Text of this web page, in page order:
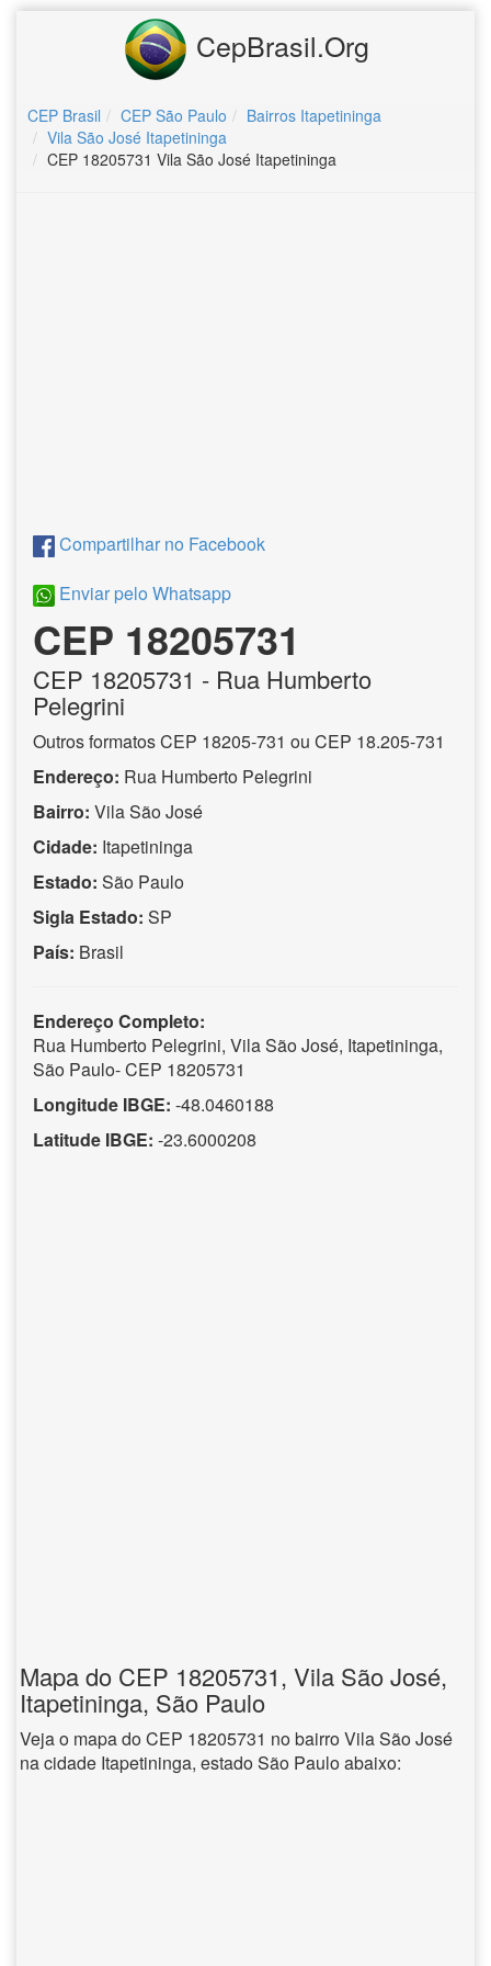
CepBrasil.Org
CEP Brasil CEP São Paulo
Bairros Itapetininga
Vila São José Itapetininga
CEP 18205731 Vila São José Itapetininga
Compartilhar no Facebook
Enviar pelo Whatsapp
CEP 18205731
CEP 18205731 - Rua Humberto
Pelegrini
Outros formatos CEP 18205-731 ou CEP 18.205-731
Endereço: Rua Humberto Pelegrini
Bairro: Vila São José
Cidade: Itapetininga
Estado: São Paulo
Sigla Estado: SP
País: Brasil
Endereço Completo:
Rua Humberto Pelegrini, Vila São José, Itapetininga,
São Paulo- CEP 18205731
Longitude IBGE: -48.0460188
Latitude IBGE: -23.6000208
Mapa do CEP 18205731, Vila São José,
Itapetininga, São Paulo
Veja o mapa do CEP 18205731 no bairro Vila São José
na cidade Itapetininga, estado São Paulo abaixo: